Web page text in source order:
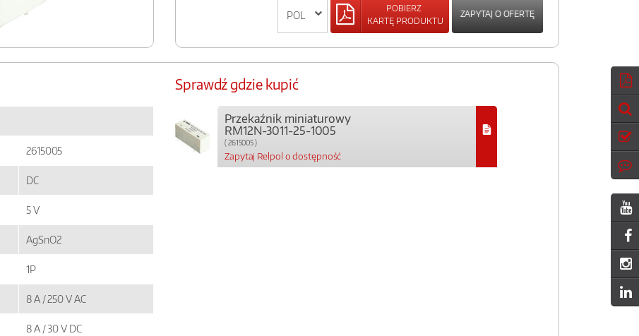
POBIERZ
KARTĘ PRODUKTU
ZAPYTAJ O OFERTĘ
2615005
DC
5 V
AgSnO2
1P
8 A / 250 V AC
8 A / 30 V DC
Sprawdź gdzie kupić
Przekaźnik miniaturowy
RM12N-3011-25-1005
( 2615005 )
Zapytaj Relpol o dostępność